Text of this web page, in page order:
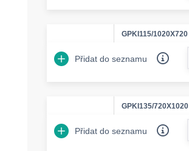
GPKI115/1020X720
Přidat do seznamu
GPKI135/720X1020
Přidat do seznamu